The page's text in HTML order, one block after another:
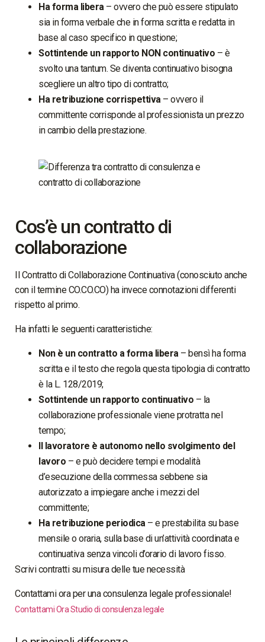
Ha forma libera– ovvero che può essere stipulato
sia in forma verbale che in forma scritta e redatta in
base al caso specifico in questione;
Sottintende un rapporto NON continuativo – è
svolto una tantum. Se diventa continuativo bisogna
scegliere un altro tipo di contratto;
Ha retribuzione corrispettiva– ovvero il
committente corrisponde al professionista un prezzo
in cambio della prestazione.
Cos’è un contratto di
collaborazione
Il Contratto di Collaborazione Continuativa (conosciuto anche
con il termine CO.CO.CO) ha invece connotazioni differenti
rispetto al primo.
Ha infatti le seguenti caratteristiche:
Non è un contratto a forma libera– bensì ha forma
scritta e il testo che regola questa tipologia di contratto
è la L. 128/2019;
Sottintende un rapporto continuativo – la
collaborazione professionale viene protratta nel
tempo;
Il lavoratore è autonomo nello svolgimento del
lavoro – e può decidere tempi e modalità
d’esecuzione della commessa sebbene sia
autorizzato a impiegare anche i mezzi del
committente;
Ha retribuzione periodica– e prestabilita su base
mensile o oraria, sulla base di un’attività coordinata e
continuativa senza vincoli d’orario di lavoro fisso.
Scrivi contratti su misura delle tue necessità
Contattami ora per una consulenza legale professionale!
Contattami OraStudio di consulenza legale